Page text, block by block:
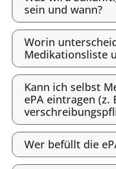
sein und wann?
Worin
Medikationsliste
Kann ich selbst
ePA eintragen (z.
Wer befüllt die